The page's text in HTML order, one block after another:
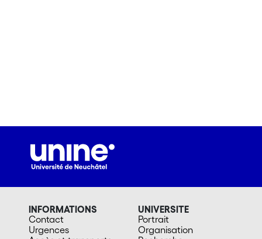
INFORMATIONS
Contact
Urgences
UNIVERSITE
Portrait
Organisation